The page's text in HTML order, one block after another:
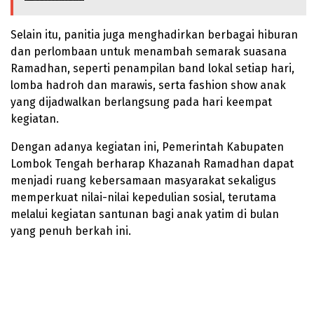
Selain itu, panitia juga menghadirkan berbagai hiburan
dan perlombaan untuk menambah semarak suasana
Ramadhan, seperti penampilan band lokal setiap hari,
lomba hadroh dan marawis, serta fashion show anak
yang dijadwalkan berlangsung pada hari keempat
kegiatan.
Dengan adanya kegiatan ini, Pemerintah Kabupaten
Lombok Tengah berharap Khazanah Ramadhan dapat
menjadi ruang kebersamaan masyarakat sekaligus
memperkuat nilai-nilai kepedulian sosial, terutama
melalui kegiatan santunan bagi anak yatim di bulan
yang penuh berkah ini.